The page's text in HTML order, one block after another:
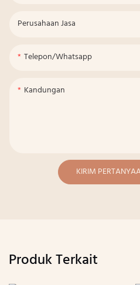
Perusahaan Jasa
Telepon/whatsapp
Kandungan
KIRIM
Produk Terkait